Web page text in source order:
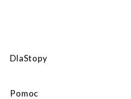
DlaStopy
Pomoc